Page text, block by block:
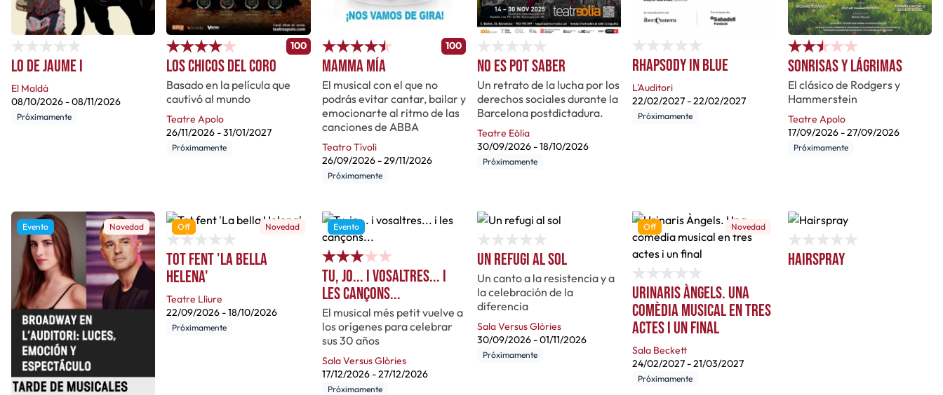
Lo de Jaume I
El Maldà
08/10/2026 -08/11/2026
Próximamente
100
Los chicos del coro
Basado en la película que
cautivó al mundo
Teatre Apolo
26/11/2026 -31/01/2027
Próximamente
100
Mamma mía
El musical con el que no
podrás evitar cantar, bailar y
emocionarte al ritmo de las
canciones de ABBA
Teatro Tívoli
26/09/2026-29/11/2026
Próximamente
No es pot saber
Un retrato de la lucha por los
derechos sociales durante la
Barcelona postdictadura.
Teatre Eòlia
30/09/2026-18/10/2026
Próximamente
Rhapsody in blue
L'Auditori
22/02/2027 -22/02/2027
Próximamente
Sonrisas y lágrimas
El clásico de Rodgers y
Hammerstein
Teatre Apolo
17/09/2026-27/09/2026
Próximamente
Novedad
Evento Novedad
Off
Tot fent 'La bella
Helena'
Teatre Lliure
22/09/2026 -18/10/2026
Próximamente
Evento
Tu, jo... i vosaltres... i
les cançons...
El musical més petit vuelve a
los orígenes para celebrar
sus 30 años
Sala Versus Glòries
17/12/2026-27/12/2026
Próximamente
Un refugi al sol
Un canto a la resistencia y a
la celebración de la
diferencia
Sala Versus Glòries
30/09/2026-01/11/2026
Próximamente
Novedad
Off
Urinaris Àngels. Una
comèdia musical en tres
actes i un final
Sala Beckett
24/02/2027 -21/03/2027
Próximamente
Hairspray